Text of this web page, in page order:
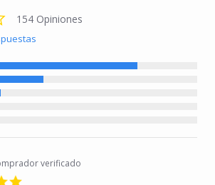
4.7 star rating
154 Opiniones
verificado